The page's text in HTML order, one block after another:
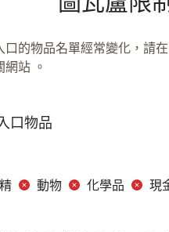
口的物品名單經常變化，請
站 。
口物品
動物 化學品 現